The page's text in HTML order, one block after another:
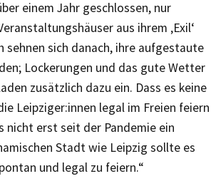
einem Jahr geschlossen, nur
aus ihrem ‚Exil‘
sehnen sich danach, ihre aufgestaute
Lockerungen und das gute Wetter
zusätzlich dazu ein. Dass es keine
Leipziger:innen legal im Freien feiern
nicht erst seit der Pandemie ein
Stadt wie Leipzig sollte es
und legal zu feiern.“